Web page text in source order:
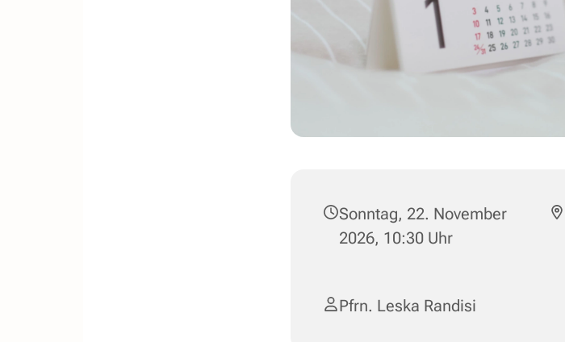
Sonntag, 22. November
2026, 10:30 Uhr
Pfrn. Leska Randisi